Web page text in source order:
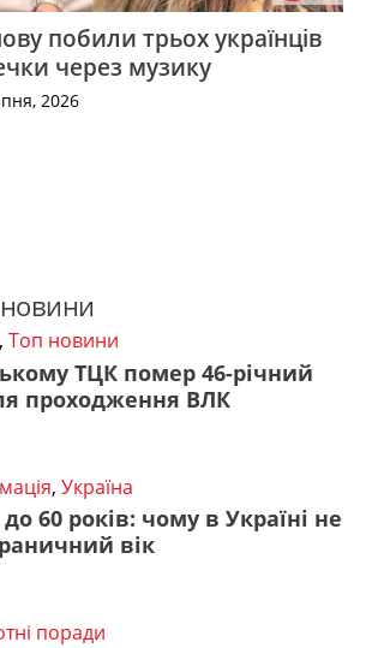
побили трьох українців
через музику
2026
, Топ новини
ТЦК помер 46-річний
проходження ВЛК
, Україна
до 60 років: чому в Україні не
вік
поради